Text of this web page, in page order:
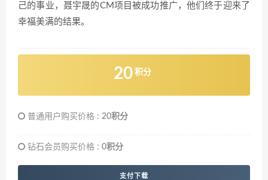
己的事业，聂宇晟的CM项目被成功推广，他们终于迎来了
幸福美满的结果。
20 积分
普通用户购买价格 : 20积分
钻石会员购买价格 : 0积分
支付下载